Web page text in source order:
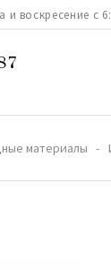
воскресение с
материалы